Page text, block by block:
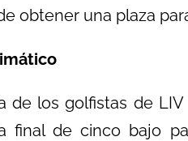
obtener una plaza
de los golfistas de
final de cinco bajo